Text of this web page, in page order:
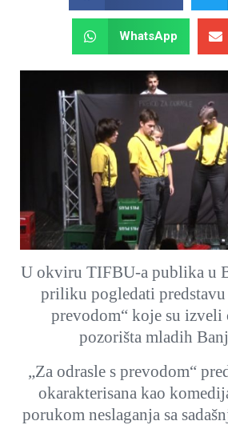
WhatsApp
U okviru TIFBU-a publika u
priliku pogledati predstavu
prevodom“ koje su
pozorišta mladih
„Za odrasle s prevodom“
okarakterisana kao
porukom neslaganja sa